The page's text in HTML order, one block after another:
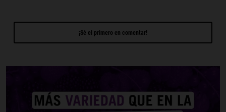
¡Sé el primero en comentar!